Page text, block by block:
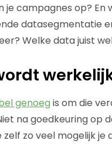
je campagnes op?
datasegmentatie
Welke data juist
genoeg is om die
na goedkeuring op
zelf zo veel mogelijk